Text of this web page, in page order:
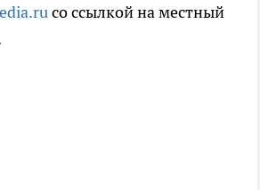
со ссылкой на местный